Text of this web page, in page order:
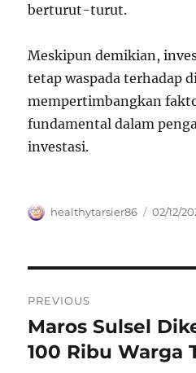
berturut-turut.
Meskipun demikian,
tetap waspada terhadap
mempertimbangkan
fundamental dalam
investasi.
Author
healthytarsier86
Posted
02/12/
pos
PREVIOUS
Previous
post:
Maros Sulsel
100 Ribu Warga